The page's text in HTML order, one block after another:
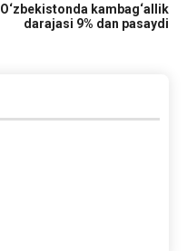
O‘zbekistonda kambag‘allik
darajasi 9% dan pasaydi